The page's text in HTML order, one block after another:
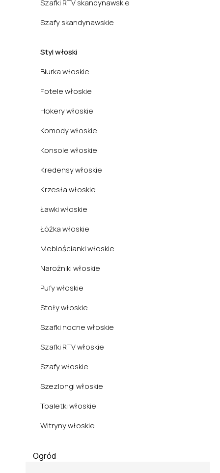
Szafki RTV skandynawskie
Szafy skandynawskie
Styl włoski
Biurka włoskie
Fotele włoskie
Hokery włoskie
Komody włoskie
Konsole włoskie
Kredensy włoskie
Krzesła włoskie
Ławki włoskie
Łóżka włoskie
Meblościanki włoskie
Narożniki włoskie
Pufy włoskie
Stoły włoskie
Szafki nocne włoskie
Szafki RTV włoskie
Szafy włoskie
Szezlongi włoskie
Toaletki włoskie
Witryny włoskie
Ogród